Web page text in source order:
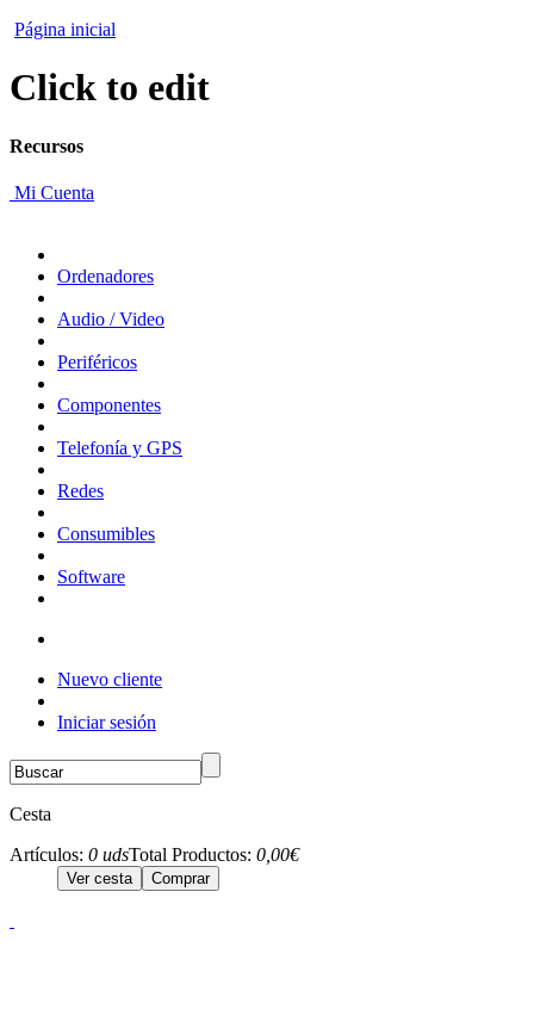
Página inicial
Click to edit
Recursos
Mi Cuenta
Ordenadores
Audio / Video
Periféricos
Componentes
Telefonía y GPS
Redes
Consumibles
Software
Nuevo cliente
Iniciar sesión
Cesta
Artículos: 0 udsTotal Productos: 0,00€